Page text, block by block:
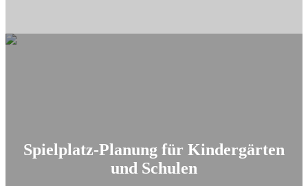
Spielplatz-Planung für Kindergärten
und Schulen